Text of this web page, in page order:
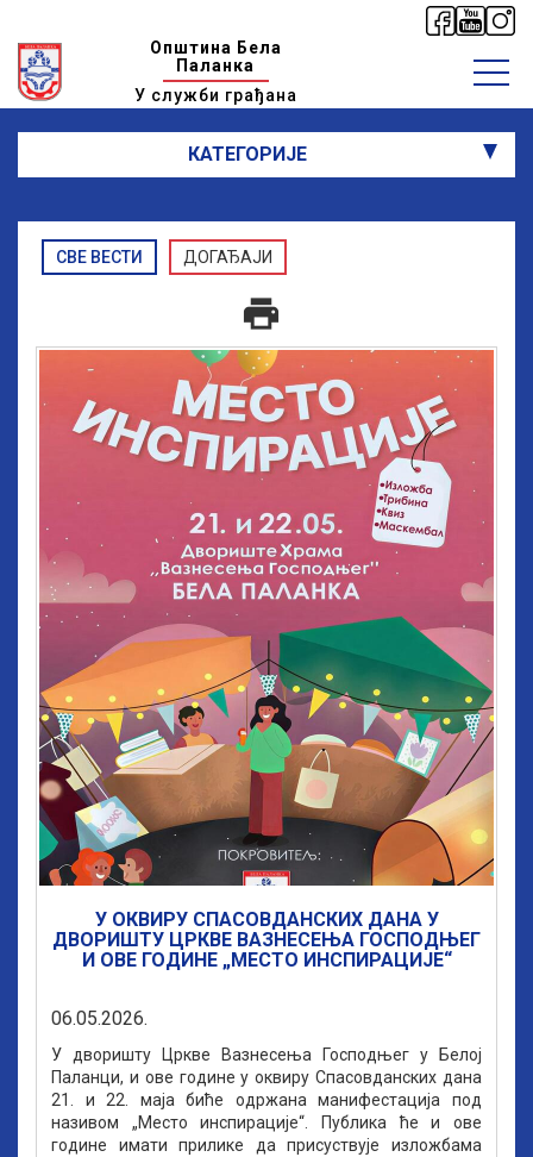
Општина Бела
Паланка
У служби грађана
КАТЕГОРИЈЕ
СВЕ ВЕСТИ ДОГАЂАЈИ
print
У ОКВИРУ СПАСОВДАНСКИХ ДАНА У
ДВОРИШТУ ЦРКВЕ ВАЗНЕСЕЊА ГОСПОДЊЕГ
И ОВЕ ГОДИНЕ „МЕСТО ИНСПИРАЦИЈЕ“
06.05.2026.
У дворишту Цркве Вазнесења Господњег у Белој
Паланци, и ове године у оквиру Спасовданских дана
21. и 22. маја биће одржана манифестација под
називом „Место инспирације“. Публика ће и ове
године имати прилике да присуствује изложбама